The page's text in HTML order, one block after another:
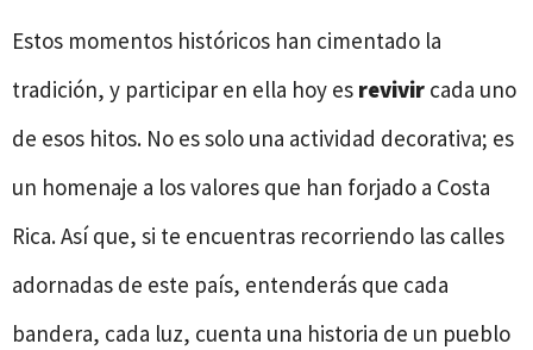
Estos momentos históricos han cimentado la
tradición, y participar en ella hoy es revivir cada uno
de esos hitos. No es solo una actividad decorativa; es
un homenaje a los valores que han forjado a Costa
Rica. Así que, si te encuentras recorriendo las calles
adornadas de este país, entenderás que cada
bandera, cada luz, cuenta una historia de un pueblo